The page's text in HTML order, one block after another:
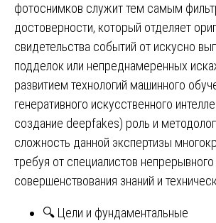
фотоснимков служит тем самым
достоверности, который отделяет
свидетельства событий от искусно
подделок или непреднамеренных
развитием технологий машинного
генеративного искусственного
создание deepfakes) роль и
сложность данной экспертизы
требуя от специалистов непрерывного
совершенствования знаний и
🔍 Цели и фундаментальные